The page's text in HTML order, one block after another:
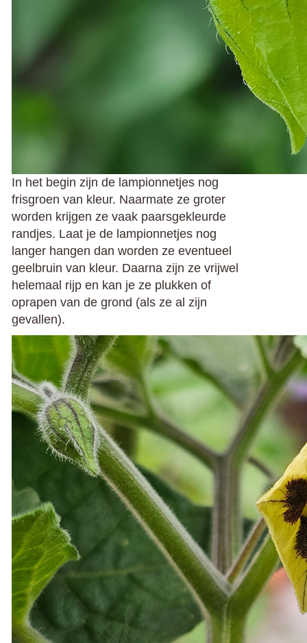
In het begin zijn de lampionnetjes nog
frisgroen van kleur. Naarmate ze groter
worden krijgen ze vaak paarsgekleurde
randjes. Laat je de lampionnetjes nog
langer hangen dan worden ze eventueel
geelbruin van kleur. Daarna zijn ze vrijwel
helemaal rijp en kan je ze plukken of
oprapen van de grond (als ze al zijn
gevallen).